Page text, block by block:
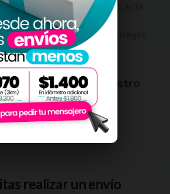
por los productos una vez esté
unidad de MU
hora y no por número de entregas
que ya utilizan nuestro
de dedicados
realizar un envío